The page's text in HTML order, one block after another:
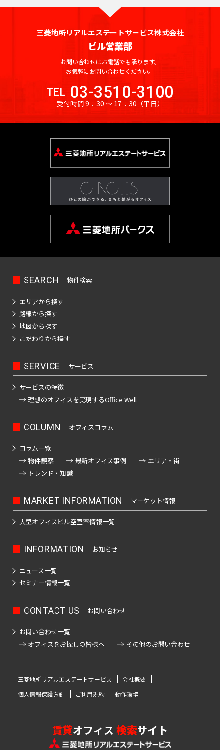
三菱地所リアルエステートサービス株式会社
ビル営業部
お問い合わせはお電話でも承ります。
お気軽にお問い合わせください。
TEL 03-3510-3100
受付時間 9：30 〜 17：30 （平日）
SEARCH 物件検索
エリアから探す
路線から探す
地図から探す
こだわりから探す
SERVICE サービス
サービスの特徴
理想のオフィスを実現するOffice Well
COLUMN オフィスコラム
コラム一覧
物件観察
最新オフィス事例
エリア・街
トレンド・知識
MARKET INFORMATION マーケット情報
大型オフィスビル空室率情報一覧
INFORMATION お知らせ
ニュース一覧
セミナー情報一覧
CONTACT US お問い合わせ
お問い合わせ一覧
オフィスをお探しの皆様へ
その他のお問い合わせ
三菱地所リアルエステートサービス
会社概要
個人情報保護方針
ご利用規約 動作環境
賃貸オフィス 検索サイト